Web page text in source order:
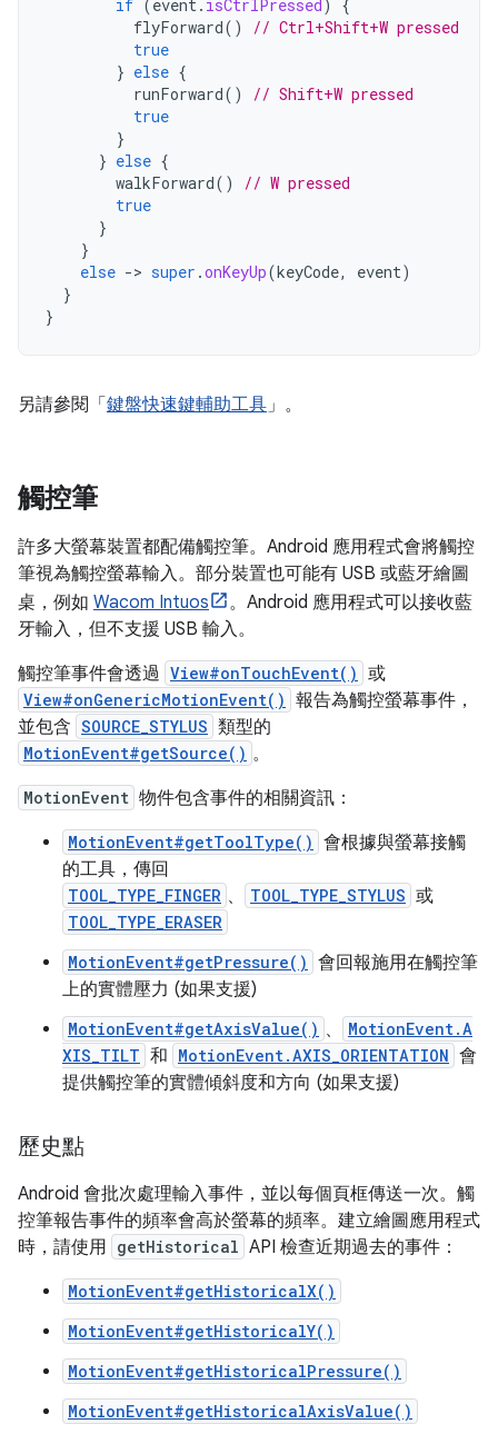
if (event. isCtrlPressed)
{
flyForward()
// Ctrl+Shift+W pressed
true
} else {
runForward()
// Shift+W pressed
true
}
} else {
walkForward()
// W pressed
true
}
}
else -> super .onKeyUp(keyCode, event)
}
}
另請參閱「 鍵盤快速鍵輔助工具」。
觸控筆
許多大螢幕裝置都配備觸控筆。Android 應用程式會將觸控
筆視為觸控螢幕輸入。部分裝置也可能有 USB 或藍牙繪圖
桌，例如 Wacom Intuos
。Android 應用程式可以接收藍
牙輸入，但不支援 USB 輸入。
觸控筆事件會透過 View#onTouchEvent() 或
View#onGenericMotionEvent() 報告為觸控螢幕事件，
並包含 SOURCE_STYLUS 類型的
MotionEvent#getSource() 。
MotionEvent 物件包含事件的相關資訊：
MotionEvent#getToolType() 會根據與螢幕接觸
的工具，傳回
TOOL_TYPE_FINGER 、 TOOL_TYPE_STYLUS 或
TOOL_TYPE_ERASER
MotionEvent#getPressure() 會回報施用在觸控筆
上的實體壓力 (如果支援)
MotionEvent#getAxisValue() 、
MotionEvent.A
XIS_TILT 和 MotionEvent.AXIS_ORIENTATION 會
提供觸控筆的實體傾斜度和方向 (如果支援)
歷史點
Android 會批次處理輸入事件，並以每個頁框傳送一次。觸
控筆報告事件的頻率會高於螢幕的頻率。建立繪圖應用程式
時，請使用 getHistorical API 檢查近期過去的事件：
MotionEvent#getHistoricalX()
MotionEvent#getHistoricalY()
MotionEvent#getHistoricalPressure()
MotionEvent#getHistoricalAxisValue()